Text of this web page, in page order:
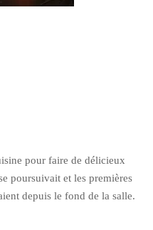
pour faire de délicieux
poursuivait et les premières
depuis le fond de la salle.